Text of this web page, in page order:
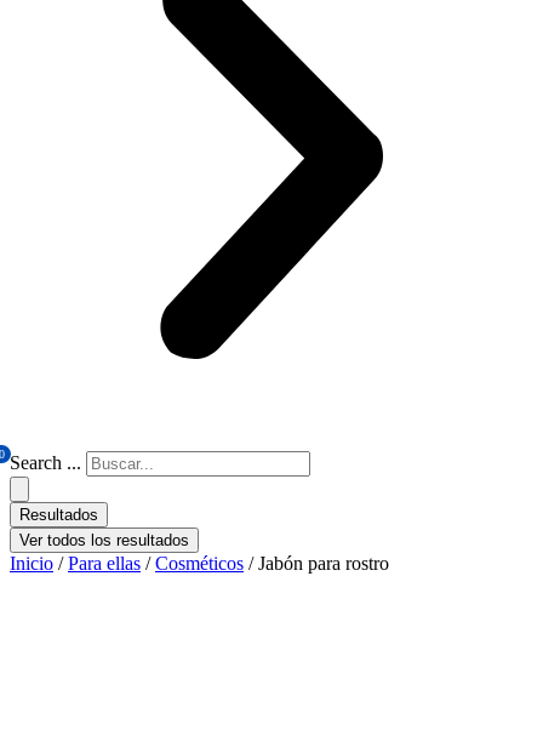
0 Search ...
Resultados
Ver todos los resultados
Inicio /Para ellas /Cosméticos / Jabón para rostro